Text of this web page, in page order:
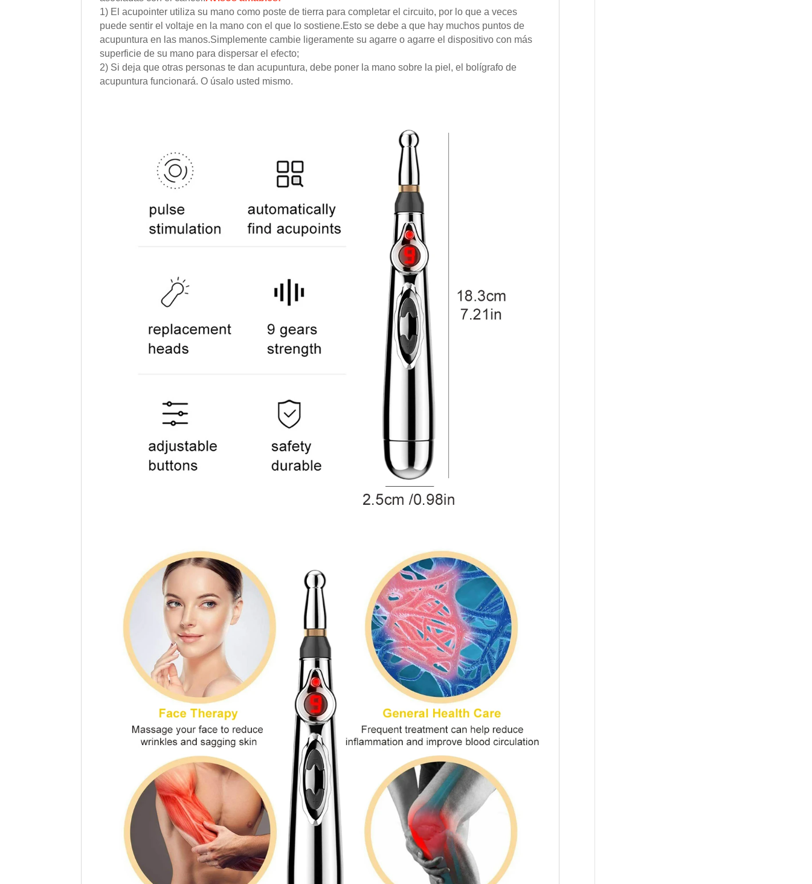
1) El acupointer utiliza su mano como poste de tierra para completar el circuito, por lo que a veces
puede sentir el voltaje en la mano con el que lo sostiene.Esto se debe a que hay muchos puntos de
acupuntura en las manos.Simplemente cambie ligeramente su agarre o agarre el dispositivo con más
superficie de su mano para dispersar el efecto;
2) Si deja que otras personas te dan acupuntura, debe poner la mano sobre la piel, el bolígrafo de
acupuntura funcionará. O úsalo usted mismo.